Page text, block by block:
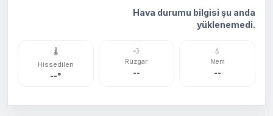
Hava durumu bilgisi şu anda
yüklenemedi.
🌡️
Hissedilen
--°
💨
Rüzgar
--
💧
Nem
--